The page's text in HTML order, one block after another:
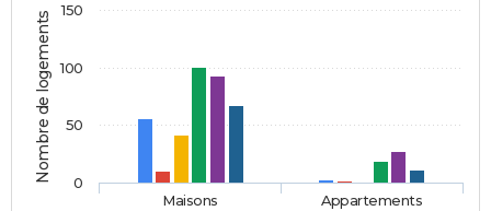
Nombre de logements
Maisons Appartements
0
50
100
150